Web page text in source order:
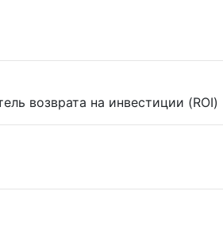
возврата на инвестиции (ROI)